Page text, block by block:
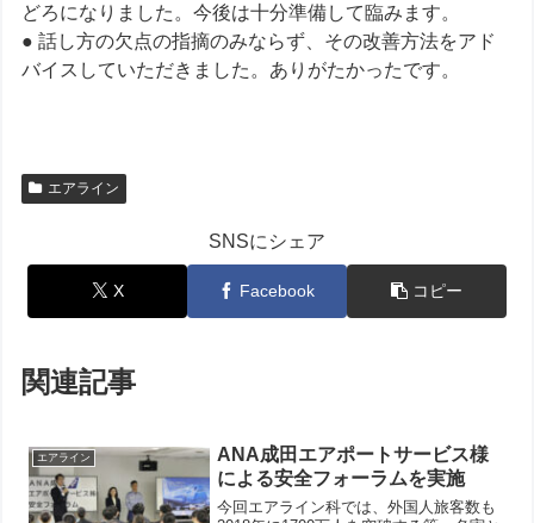
どろになりました。今後は十分準備して臨みます。
● 話し方の欠点の指摘のみならず、その改善方法をアド
バイスしていただきました。ありがたかったです。
エアライン
SNSにシェア
X Facebook コピー
関連記事
エアライン
ANA成田エアポートサービス様
による安全フォーラムを実施
今回エアライン科では、外国人旅客数も